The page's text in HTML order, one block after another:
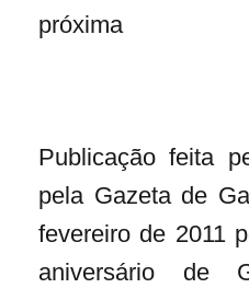
próxima
Publicação feita
pela Gazeta de
fevereiro de 2011
aniversário de